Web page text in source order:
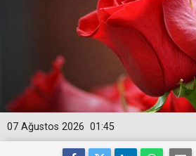
01:45
07 Ağustos 2026